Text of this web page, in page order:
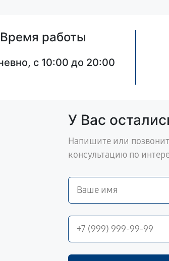
Время работы
с 10:00 до 20:00
У Вас
Напишите или
консультацию по